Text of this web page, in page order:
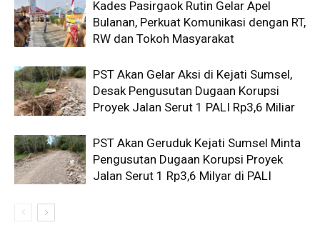
Kades Pasirgaok Rutin Gelar Apel
Bulanan, Perkuat Komunikasi dengan RT,
RW dan Tokoh Masyarakat
PST Akan Gelar Aksi di Kejati Sumsel,
Desak Pengusutan Dugaan Korupsi
Proyek Jalan Serut 1 PALI Rp3,6 Miliar
PST Akan Geruduk Kejati Sumsel Minta
Pengusutan Dugaan Korupsi Proyek
Jalan Serut 1 Rp3,6 Milyar di PALI